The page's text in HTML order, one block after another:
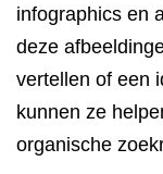
infographics en
deze
vertellen of een
kunnen ze
organische